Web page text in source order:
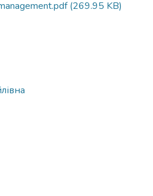
(269.95 KB)